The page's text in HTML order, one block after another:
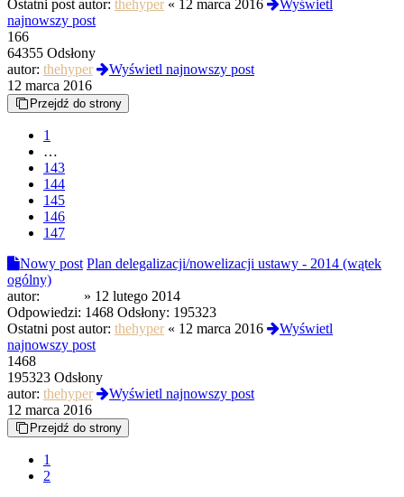
Ostatni post autor: thehyper « 12 marca 2016
Wyświetl
najnowszy post
166
64355 Odsłony
autor: thehyper
Wyświetl najnowszy post
12 marca 2016
Przejdź do strony
1
…
143
144
145
146
147
Nowy post Plan delegalizacji/nowelizacji ustawy - 2014 (wątek
ogólny)
autor:
» 12 lutego 2014
Odpowiedzi: 1468 Odsłony: 195323
Ostatni post autor: thehyper « 12 marca 2016
Wyświetl
najnowszy post
1468
195323 Odsłony
autor: thehyper
Wyświetl najnowszy post
12 marca 2016
Przejdź do strony
1
2